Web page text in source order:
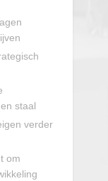
staal
verder
om